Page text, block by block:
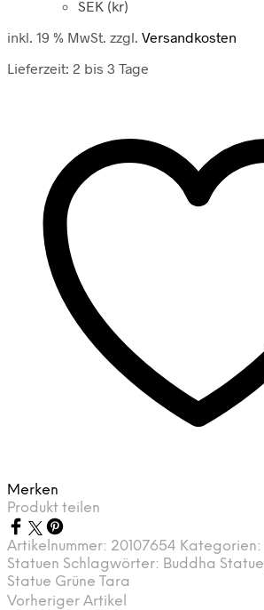
SEK (kr)
inkl. 19 % MwSt. zzgl. Versandkosten
Lieferzeit: 2 bis 3 Tage
Merken
Produkt teilen
Artikelnummer: 20107654 Kategorien:
Statuen Schlagwörter: Buddha Statue
Statue Grüne Tara
Vorheriger Artikel